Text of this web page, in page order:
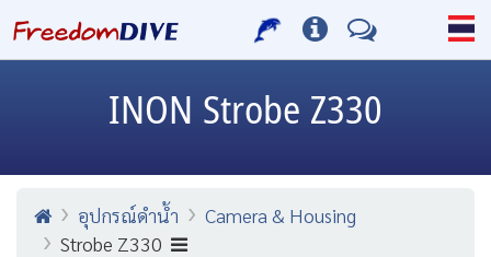
INON Strobe Z330
อุปกรณ์ดำน้ำ
Camera & Housing
Strobe Z330